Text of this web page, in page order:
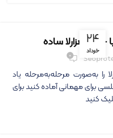
۲۴
خرداد
خمیر هزارلا ساده
۰
را به‌صورت مرحله‌به‌مرحله یاد
برای مهمانی آماده کنید برای
کنید